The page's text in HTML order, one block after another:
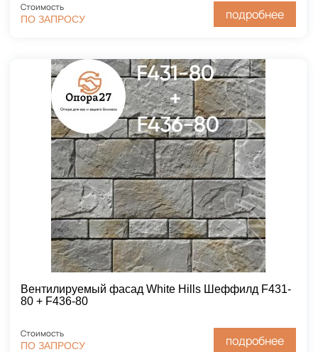
Стоимость
ПО ЗАПРОСУ
подробнее
Вентилируемый фасад White Hills Шеффилд F431-
80 + F436-80
Стоимость
ПО ЗАПРОСУ
подробнее